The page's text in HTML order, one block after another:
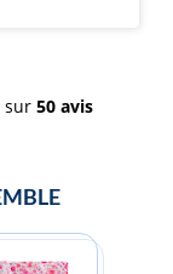
sur 50 avis